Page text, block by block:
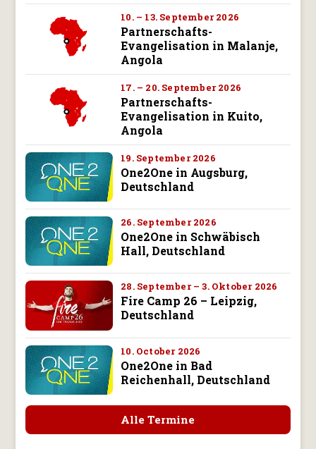
10. – 13. September 2026
Partnerschafts-
Evangelisation in Malanje,
Angola
17. – 20. September 2026
Partnerschafts-
Evangelisation in Kuito,
Angola
19. September 2026
One2One in Augsburg,
Deutschland
26. September 2026
One2One in Schwäbisch
Hall, Deutschland
28. September – 3. Oktober 2026
Fire Camp 26 – Leipzig,
Deutschland
10. October 2026
One2One in Bad
Reichenhall, Deutschland
Alle Termine